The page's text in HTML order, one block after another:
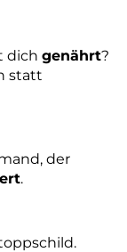
dich genährt?
statt
der
.